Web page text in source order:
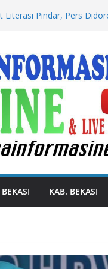
Literasi Pindar, Pers
Paralimpik
dan Restoran Kembali
Infrastruktur
Penganiayaan Berat
Meninggal Dunia
2026 Perkuat Ekonomi
KAB. BEKASI